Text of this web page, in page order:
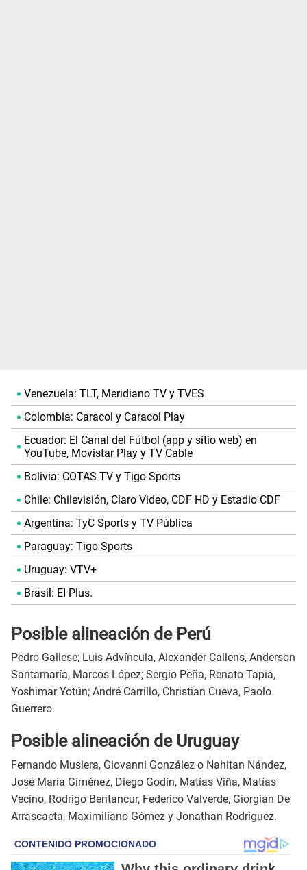
Venezuela: TLT, Meridiano TV y TVES
Colombia: Caracol y Caracol Play
Ecuador: El Canal del Fútbol (app y sitio web) en
YouTube, Movistar Play y TV Cable
Bolivia: COTAS TV y Tigo Sports
Chile: Chilevisión, Claro Video, CDF HD y Estadio CDF
Argentina: TyC Sports y TV Pública
Paraguay: Tigo Sports
Uruguay: VTV+
Brasil: EI Plus.
Posible alineación de Perú
Pedro Gallese; Luis Advíncula, Alexander Callens, Anderson
Santamaría, Marcos López; Sergio Peña, Renato Tapia,
Yoshimar Yotún; André Carrillo, Christian Cueva, Paolo
Guerrero.
Posible alineación de Uruguay
Fernando Muslera, Giovanni González o Nahitan Nández,
José María Giménez, Diego Godín, Matías Viña, Matías
Vecino, Rodrigo Bentancur, Federico Valverde, Giorgian De
Arrascaeta, Maximiliano Gómez y Jonathan Rodríguez.